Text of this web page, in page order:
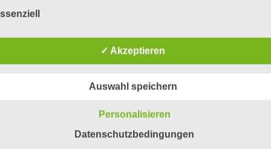
sein. Um dies zu gewährleisten, möchten wir vorab
in dieser Datenschutzerklärung unter anderem die
Personenbezogene Daten sind alle Informationen, die sich
✓ Akzeptieren
Auswahl speichern
Personalisieren
Datenschutzbedingungen